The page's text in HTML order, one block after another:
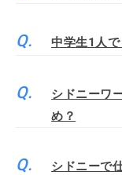
中学生1人で
シドニーワ
め？
シドニーで